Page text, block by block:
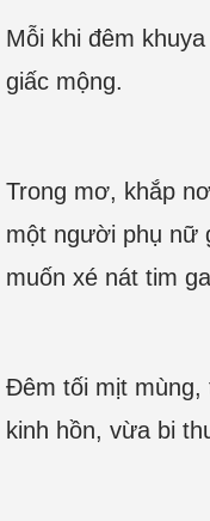
Mỗi khi đêm
giấc mộng.
Trong mơ, khắp
một người phụ nữ
muốn xé nát tim
Đêm tối mịt mùng,
kinh hồn, vừa bi